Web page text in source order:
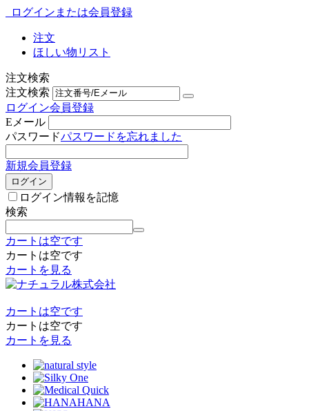
ログインまたは会員登録
注文
ほしい物リスト
注文検索
注文検索
ログイン会員登録
Eメール
パスワードパスワードを忘れました
新規会員登録
ログイン
ログイン情報を記憶
検索
カートは空です
カートは空です
カートを見る
カートは空です
カートは空です
カートを見る